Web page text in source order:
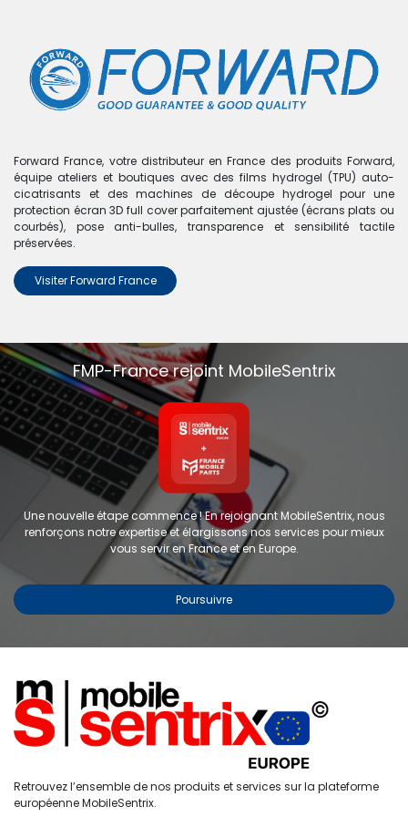
Étiquettes
Accueil Recherche
0
Compte
Boutique 0 articles trouvés.
Nous n'avons trouvé aucun
produit !
Aucun produit défini dans la catégorieNova 4.
Forward France, votre distributeur en France des produits Forward,
équipe ateliers et boutiques avec des films hydrogel (TPU) auto-
cicatrisants et des machines de découpe hydrogel pour une
protection écran 3D full cover parfaitement ajustée (écrans plats ou
courbés), pose anti-bulles, transparence et sensibilité tactile
préservées.
Visiter Forward France
FMP-France rejoint MobileSentrix
Une nouvelle étape commence ! En rejoignant MobileSentrix, nous
renforçons notre expertise et élargissons nos services pour mieux
vous servir en France et en Europe.
Poursuivre
Retrouvez l’ensemble de nos produits et services sur la plateforme
européenne MobileSentrix.
Copyright © 2024 FMP-France. Tous droits réservés